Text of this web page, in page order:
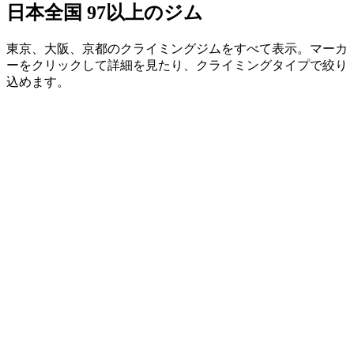
日本全国 97以上のジム
東京、大阪、京都のクライミングジムをすべて表示。マーカ
ーをクリックして詳細を見たり、クライミングタイプで絞り
込めます。